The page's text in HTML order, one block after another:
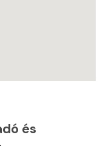
és